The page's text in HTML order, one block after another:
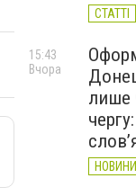
СТАТТІ
лише
НОВИНИ
15:43
Вчора